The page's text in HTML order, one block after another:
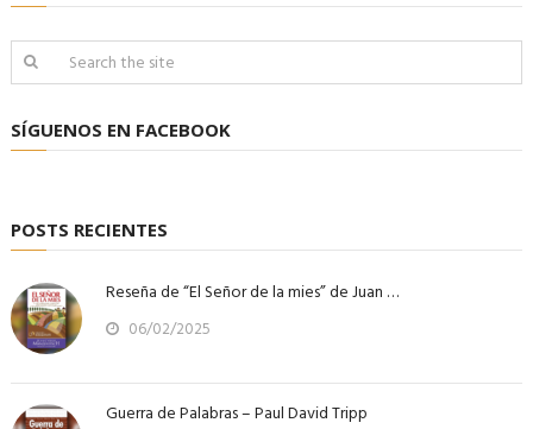
SÍGUENOS EN FACEBOOK
POSTS RECIENTES
Reseña de “El Señor de la mies” de Juan …
06/02/2025
Guerra de Palabras – Paul David Tripp